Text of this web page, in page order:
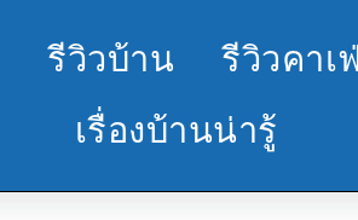
รีวิวบ้าน รีวิวคาเฟ่
เรื่องบ้านน่ารู้